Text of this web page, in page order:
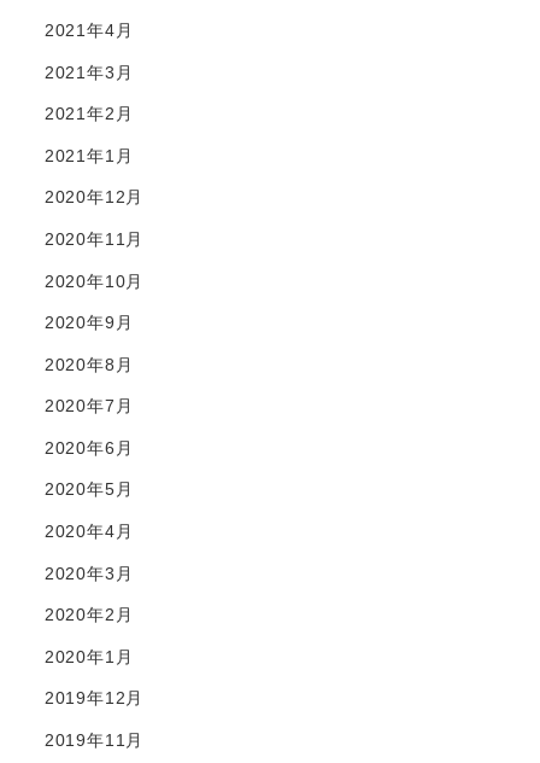
2021年4月
2021年3月
2021年2月
2021年1月
2020年12月
2020年11月
2020年10月
2020年9月
2020年8月
2020年7月
2020年6月
2020年5月
2020年4月
2020年3月
2020年2月
2020年1月
2019年12月
2019年11月